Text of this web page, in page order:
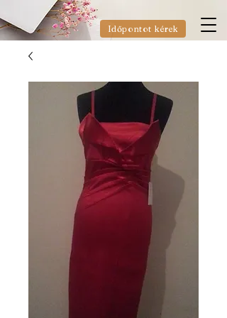
Időpontot kérek